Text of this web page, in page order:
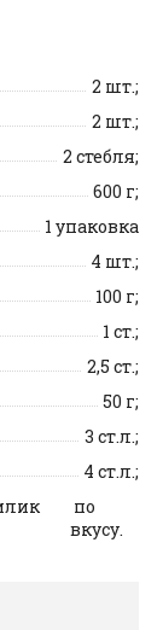
2 шт.;
2 шт.;
2 стебля;
600 г;
1 упаковка
4 шт.;
100 г;
1 ст.;
2,5 ст.;
50 г;
3 ст.л.;
4 ст.л.;
по
вкусу.